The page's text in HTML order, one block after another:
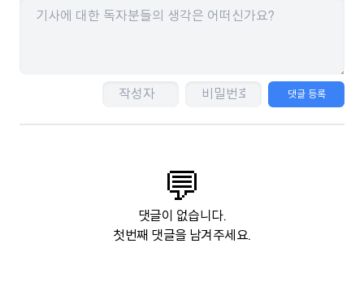
댓글 등록
💬
댓글이 없습니다.
첫번째 댓글을 남겨주세요.